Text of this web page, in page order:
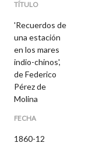
TÍTULO
'Recuerdos de
una estación
en los mares
indio-chinos',
de Federico
Pérez de
Molina
FECHA
1860-12